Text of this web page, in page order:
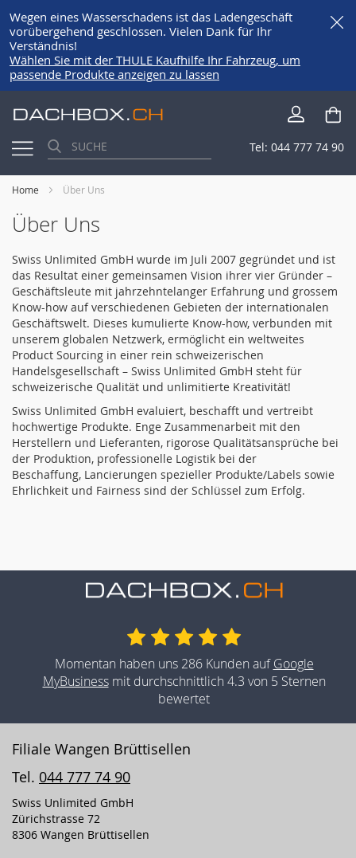
Wegen eines Wasserschadens ist das Ladengeschäft
vorübergehend geschlossen. Vielen Dank für Ihr
Verständnis!
Wählen Sie mit der THULE Kaufhilfe Ihr Fahrzeug, um
passende Produkte anzeigen zu lassen
zum
Tel: 044 777 74 90
Home Über Uns
Über Uns
Swiss Unlimited GmbH wurde im Juli 2007 gegründet und ist
das Resultat einer gemeinsamen Vision ihrer vier Gründer –
Geschäftsleute mit jahrzehntelanger Erfahrung und grossem
Know-how auf verschiedenen Gebieten der internationalen
Geschäftswelt. Dieses kumulierte Know-how, verbunden mit
unserem globalen Netzwerk, ermöglicht ein weltweites
Product Sourcing in einer rein schweizerischen
Handelsgesellschaft – Swiss Unlimited GmbH steht für
schweizerische Qualität und unlimitierte Kreativität!
Swiss Unlimited GmbH evaluiert, beschafft und vertreibt
hochwertige Produkte. Enge Zusammenarbeit mit den
Herstellern und Lieferanten, rigorose Qualitätsansprüche bei
der Produktion, professionelle Logistik bei der
Beschaffung, Lancierungen spezieller Produkte/Labels sowie
Ehrlichkeit und Fairness sind der Schlüssel zum Erfolg.
Momentan haben uns 286 Kunden aufGoogle
MyBusinessmit durchschnittlich 4.3 von 5 Sternen
bewertet
Filiale Wangen Brüttisellen
Tel. 044 777 74 90
Swiss Unlimited GmbH
Zürichstrasse 72
8306 Wangen Brüttisellen